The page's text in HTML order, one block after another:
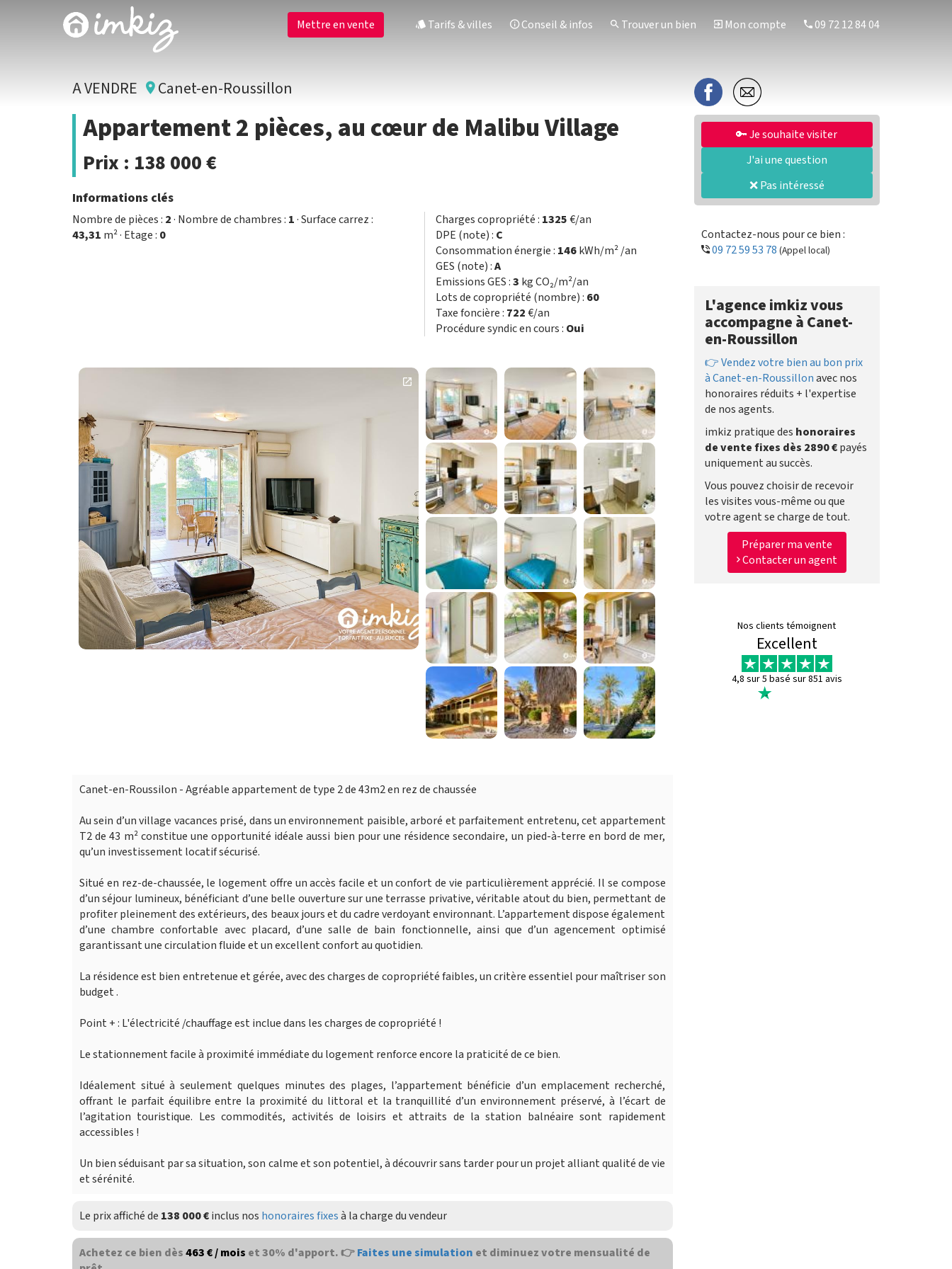
Mettre en vente Tarifs & villes Conseil & infos Trouver un bien Mon compte 09 72 12 84 04
A VENDRE Canet-en-Roussillon
Appartement 2 pièces, au cœur de Malibu Village
Prix : 138 000 €
Informations clés
Nombre de pièces : 2· Nombre de chambres : 1· Surface carrez :
43,31 m² · Etage : 0
Charges copropriété : 1325€/an
DPE (note) : C
Consommation énergie : 146kWh/m² /an
GES (note) :A
Emissions GES :3 kg CO₂/m²/an
Lots de copropriété (nombre) : 60
Taxe foncière : 722€/an
Procédure syndic en cours : Oui
Canet-en-Roussilon - Agréable appartement de type 2 de 43m2 en rez de chaussée
Au sein d’un village vacances prisé, dans un environnement paisible, arboré et parfaitement entretenu, cet appartement
T2 de 43 m² constitue une opportunité idéale aussi bien pour une résidence secondaire, un pied-à-terre en bord de mer,
qu’un investissement locatif sécurisé.
Situé en rez-de-chaussée, le logement offre un accès facile et un confort de vie particulièrement apprécié. Il se compose
d’un séjour lumineux, bénéficiant d’une belle ouverture sur une terrasse privative, véritable atout du bien, permettant de
profiter pleinement des extérieurs, des beaux jours et du cadre verdoyant environnant. L’appartement dispose également
d’une chambre confortable avec placard, d’une salle de bain fonctionnelle, ainsi que d’un agencement optimisé
garantissant une circulation fluide et un excellent confort au quotidien.
La résidence est bien entretenue et gérée, avec des charges de copropriété faibles, un critère essentiel pour maîtriser son
budget .
Point + : L'électricité /chauffage est inclue dans les charges de copropriété !
Le stationnement facile à proximité immédiate du logement renforce encore la praticité de ce bien.
Idéalement situé à seulement quelques minutes des plages, l’appartement bénéficie d’un emplacement recherché,
offrant le parfait équilibre entre la proximité du littoral et la tranquillité d’un environnement préservé, à l’écart de
l’agitation touristique. Les commodités, activités de loisirs et attraits de la station balnéaire sont rapidement
accessibles !
Un bien séduisant par sa situation, son calme et son potentiel, à découvrir sans tarder pour un projet alliant qualité de vie
et sérénité.
Le prix affiché de 138 000 €inclus nos honoraires fixesà la charge du vendeur
Achetez ce bien dès463 € / mois et 30% d'apport. 👉Faites une simulation et diminuez votre mensualité de
🔑 Je souhaite visiter
J'ai une question
❌ Pas intéressé
Contactez-nous pour ce bien :
09 72 59 53 78 (Appel local)
L'agence imkiz vous
accompagne à Canet-
en-Roussillon
👉 Vendez votre bien au bon prix
à Canet-en-Roussillonavec nos
honoraires réduits + l'expertise
de nos agents.
imkiz pratique des honoraires
de vente fixes dès 2890 €payés
uniquement au succès.
Vous pouvez choisir de recevoir
les visites vous-même ou que
votre agent se charge de tout.
Préparer ma vente
Contacter un agent
Nos clients témoignent
Excellent
4,8 sur 5 basé sur 851 avis